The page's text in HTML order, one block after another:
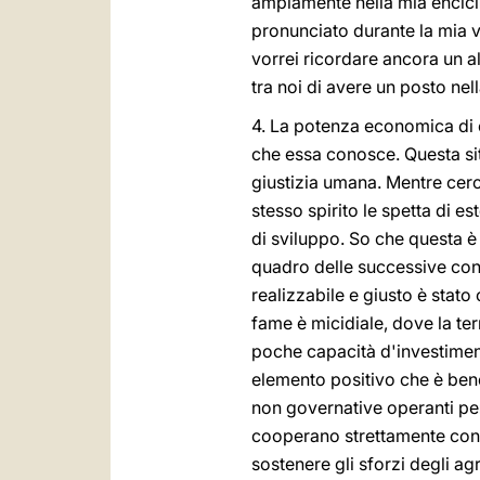
pronunciato durante la mia
vorrei ricordare ancora un
tra noi di avere un posto
4. La potenza economica
che essa conosce. Questa
giustizia umana. Mentre
stesso spirito le spetta di
di sviluppo. So che questa
quadro delle successive
realizzabile e giusto è
fame è micidiale, dove la
poche capacità
elemento positivo che è
non governative operanti
cooperano strettamente
sostenere gli sforzi degli